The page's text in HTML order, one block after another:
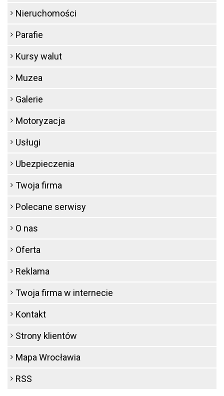
Nieruchomości
Parafie
Kursy walut
Muzea
Galerie
Motoryzacja
Usługi
Ubezpieczenia
Twoja firma
Polecane serwisy
O nas
Oferta
Reklama
Twoja firma w internecie
Kontakt
Strony klientów
Mapa Wrocławia
RSS